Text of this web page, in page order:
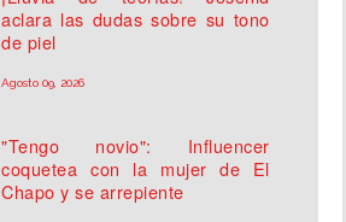
aclara las dudas sobre su tono
de piel
Agosto 09, 2026
"Tengo novio": Influencer
coquetea con la mujer de El
Chapo y se arrepiente